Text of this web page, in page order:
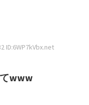
ID:6WP7kVbx.net
www